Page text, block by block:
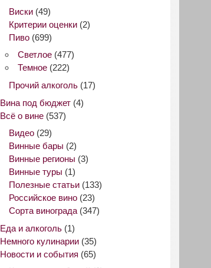
Виски (49)
Критерии оценки (2)
Пиво (699)
Светлое (477)
Темное (222)
Прочий алкоголь (17)
Вина под бюджет (4)
Всё о вине (537)
Видео (29)
Винные бары (2)
Винные регионы (3)
Винные туры (1)
Полезные статьи (133)
Российское вино (23)
Сорта винограда (347)
Еда и алкоголь (1)
Немного кулинарии (35)
Новости и события (65)